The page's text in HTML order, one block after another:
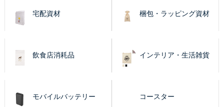
宅配資材 梱包・ラッピング資材
飲食店消耗品 インテリア・生活雑貨
モバイルバッテリー コースター